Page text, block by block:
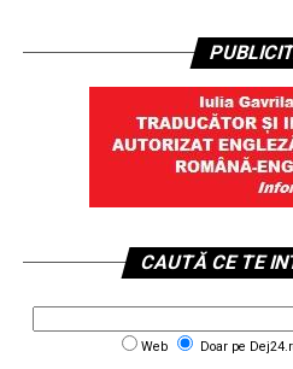
CAUTĂ CE TE
Web Doar pe